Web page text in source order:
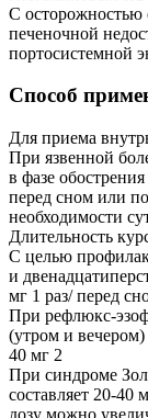
С осторожностью
печеночной
портосистемной
Способ
Для приема
При язвенной
в фазе
перед сном или
необходимости
Длительность
С целью
и
мг 1 раз/ перед
При рефлюкс-
(утром и
40 мг 2
При синдроме
составляет 20-